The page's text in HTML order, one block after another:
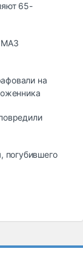
65-
МАЗ
на
погубившего